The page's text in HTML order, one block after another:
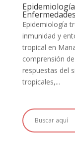
Epidemiología
inmunidad y
tropical en
comprensión
respuestas del
tropicales,...